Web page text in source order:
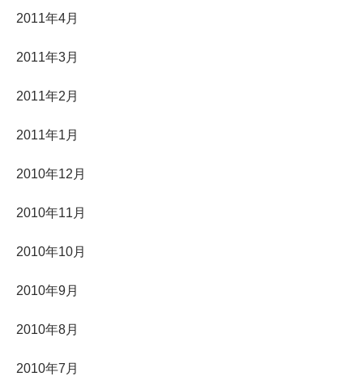
2011年4月
2011年3月
2011年2月
2011年1月
2010年12月
2010年11月
2010年10月
2010年9月
2010年8月
2010年7月